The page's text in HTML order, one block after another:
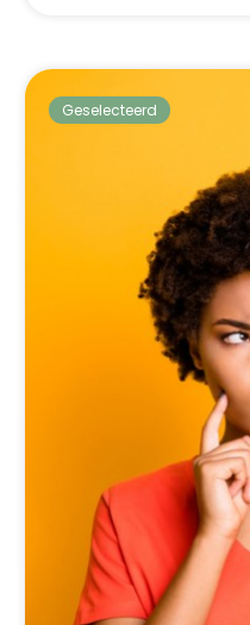
Geselecteerd